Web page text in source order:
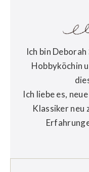
Ich bin
Hobbyköchin
Ich liebe es,
Klassiker neu